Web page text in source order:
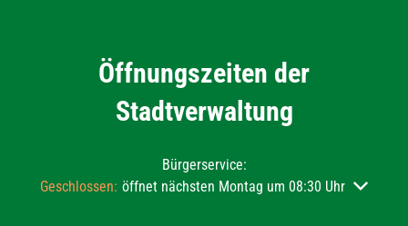
Öffnungszeiten der
Stadtverwaltung
Bürgerservice:
Klicken, um weitere Öffnungs- oder Schließzeiten
Geschlossen: öffnet nächsten Montag um 08:30 Uhr